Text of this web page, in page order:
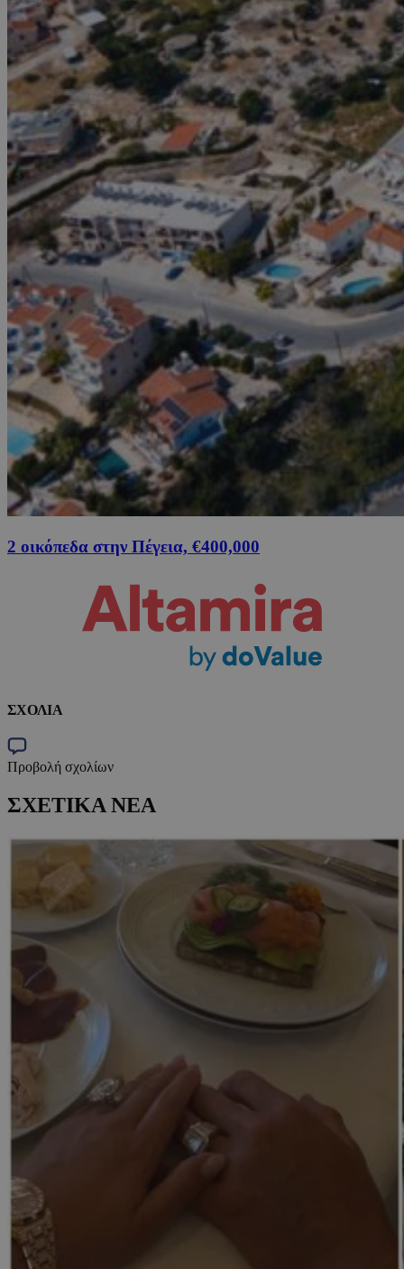
2 οικόπεδα στην Πέγεια, €400,000
ΣΧΟΛΙΑ
Προβολή σχολίων
ΣΧΕΤΙΚΑ ΝΕΑ